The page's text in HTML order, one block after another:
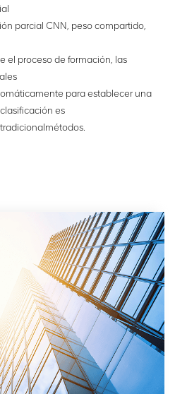
parcial CNN, peso compartido,
el proceso de formación, las
para establecer una
es
métodos.